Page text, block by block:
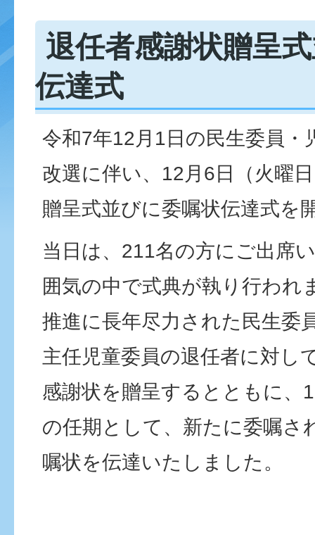
退任者感謝状贈呈
伝達式
令和7年12月1日の民生委員・
改選に伴い、12月6日（火曜
贈呈式並びに委嘱状伝達式を
当日は、211名の方にご出席
囲気の中で式典が執り行われ
推進に長年尽力された民生委
主任児童委員の退任者に対し
感謝状を贈呈するとともに、
の任期として、新たに委嘱さ
嘱状を伝達いたしました。